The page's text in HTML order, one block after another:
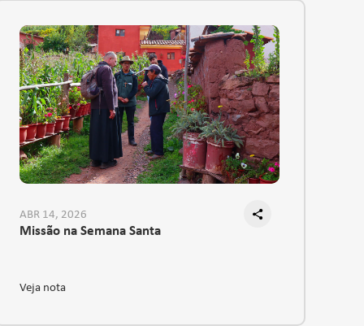
ABR 14, 2026
Missão na Semana Santa
Veja nota